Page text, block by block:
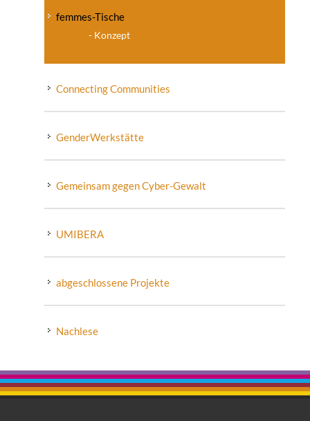
femmes-Tische
Konzept
Connecting Communities
GenderWerkstätte
Gemeinsam gegen Cyber-Gewalt
UMIBERA
abgeschlossene Projekte
Nachlese